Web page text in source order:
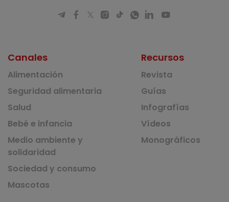
Canales
Alimentación
Seguridad alimentaria
Salud
Bebé e infancia
Medio ambiente y
solidaridad
Sociedad y consumo
Mascotas
Recursos
Revista
Guías
Infografías
Vídeos
Monográficos